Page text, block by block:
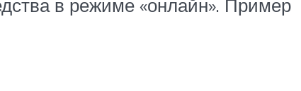
в режиме «онлайн». Пример